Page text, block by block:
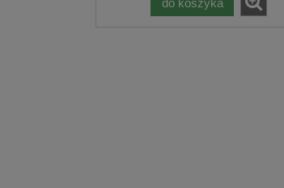
do koszyka